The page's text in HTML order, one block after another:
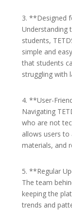
3. **Designed
Understanding
students,
simple and
that students
struggling with
4. **User-
Navigating
who are not
allows users to
materials, and
5. **Regular
The team
keeping the
trends and